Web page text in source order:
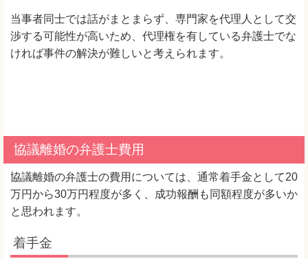
当事者同士では話がまとまらず、専門家を代理人として交
渉する可能性が高いため、代理権を有している弁護士でな
ければ事件の解決が難しいと考えられます。
協議離婚の弁護士費用
協議離婚の弁護士の費用については、通常着手金として20
万円から30万円程度が多く、成功報酬も同額程度が多いか
と思われます。
着手金